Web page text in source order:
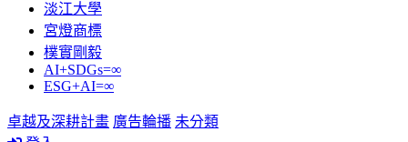
淡江大學
宮燈商標
樸實剛毅
AI+SDGs=∞
ESG+AI=∞
卓越及深耕計畫 廣告輪播 未分類